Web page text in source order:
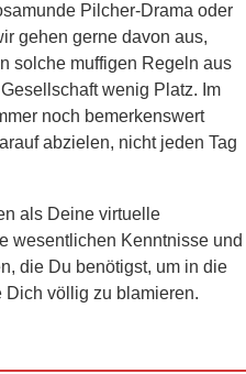
Pilcher-Drama oder
gehen gerne davon aus,
solche muffigen Regeln aus
wenig Platz. Im
noch bemerkenswert
abzielen, nicht jeden Tag
als Deine virtuelle
wesentlichen Kenntnisse und
die Du benötigst, um in die
völlig zu blamieren.